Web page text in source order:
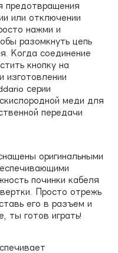
предотвращения
или отключении
нажми и
разомкнуть цепь
Когда соединение
кнопку на
изготовлении
серии
меди для
передачи
оригинальными
починки кабеля
Просто отрежь
его в разъем и
ты готов играть!